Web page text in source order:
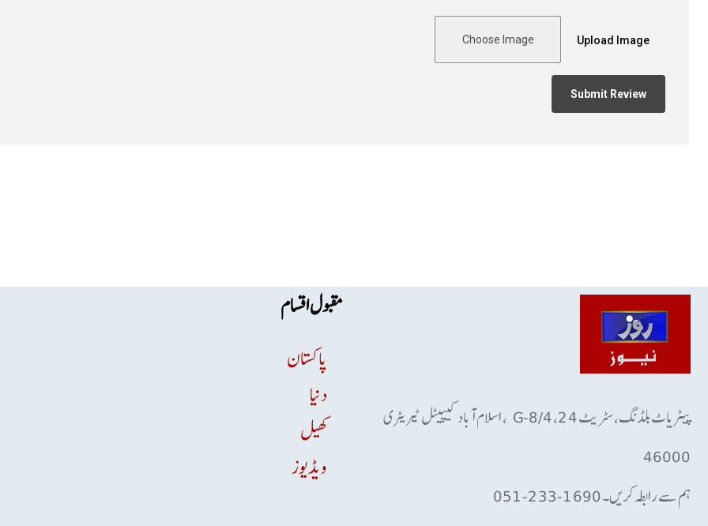
Upload Image
Choose Image
پیٹریاٹ بلڈنگ، سٹریٹ 24، G-8/4 ، اسلام آباد کیپیٹل ٹیریٹری
46000
ہم سے رابطہ کریں۔ 1690-233-051
مقبول اقسام
پاکستان
دنیا
کھیل
ویڈیوز